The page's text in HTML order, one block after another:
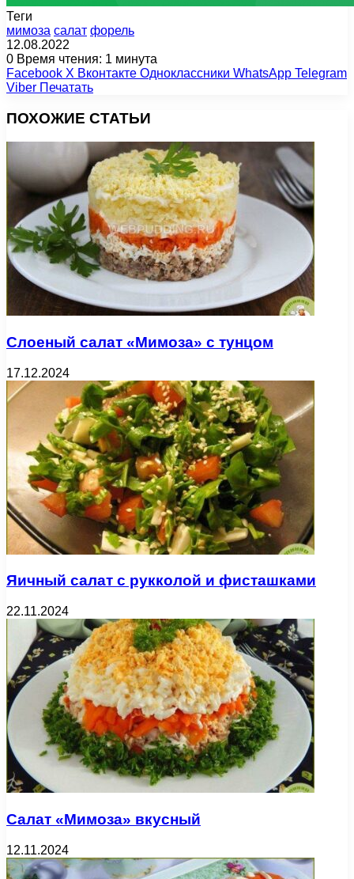
Теги
мимоза салат форель
12.08.2022
0 Время чтения: 1 минута
Facebook X Вконтакте Одноклассники WhatsApp Telegram
Viber Печатать
ПОХОЖИЕ СТАТЬИ
Слоеный салат «Мимоза» с тунцом
17.12.2024
Яичный салат с рукколой и фисташками
22.11.2024
Салат «Мимоза» вкусный
12.11.2024